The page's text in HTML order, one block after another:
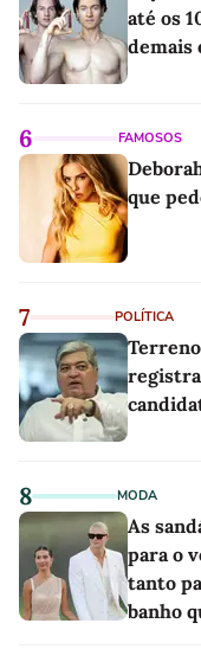
até os
demais
6 FAMOSOS
que
7 POLÍTICA
8 MODA
As
para o
tanto
banho